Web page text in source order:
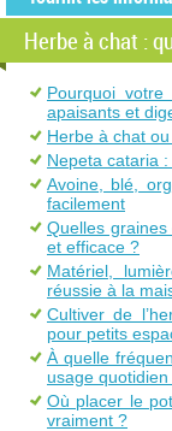
Herbe à chat :
Pourquoi
apaisants et
Herbe à chat
Nepeta cataria
Avoine, blé,
facilement
Quelles
et efficace ?
Matériel,
réussie à la
Cultiver de
pour petits
À quelle
usage quotidien
Où placer le
vraiment ?